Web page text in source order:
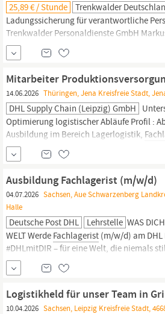
25,89 € / Stunde Trenkwalder
Ladungssicherung für verantwortliche
Trenkwalder Personaldienste GmbH
Consultant 04107
+4934198387915 Email: Trenkwalder
und Diversität! Wir lehnen Diskriminierung
freuen uns auf Bewerbungen und die...
Mitarbeiter
14.06.2026 Thüringen, Jena Kreisfreie Stadt,
DHL Supply Chain (Leipzig) GmbH
Optimierung logistischer Abläufe Profil :
Ausbildung im Bereich Lagerlogistik,
vergleichbar (von Vorteil) Erfahrung in der
oder im Lagerbereich wünschenswert
Warenwirtschaftssystemen
erforderlich) Zuverlässigkeit und...
Ausbildung Fachlagerist (m/w/d)
04.07.2026 Sachsen, Aue Schwarzenberg
Halle
Deutsche Post DHL Lehrstelle WAS
WELT Werde Fachlagerist (m/w/d) am DHL
#DHLmitDIR – für eine Welt, die niemals
größten Luftfrachtdrehkreuz von DHL
Leipzig/Halle! Jede Nacht sortieren wir hier
Sendungen, bewegen 2.500 Tonnen Fracht
Logistikheld für unser Team in
10.04.2026 Sachsen, Leipzig Kreisfreie Stadt,